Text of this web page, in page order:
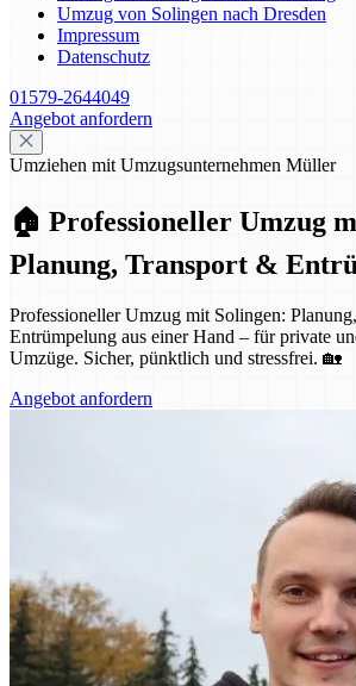
Umzug von Solingen nach Dresden
Impressum
Datenschutz
01579-2644049
Angebot anfordern
Umziehen mit Umzugsunternehmen Müller
🏠 Professioneller Umzug
Planung, Transport &
Professioneller Umzug mit Solingen:
Entrümpelung aus einer Hand – für private
Umzüge. Sicher, pünktlich und stressfrei. 🏡
Angebot anfordern